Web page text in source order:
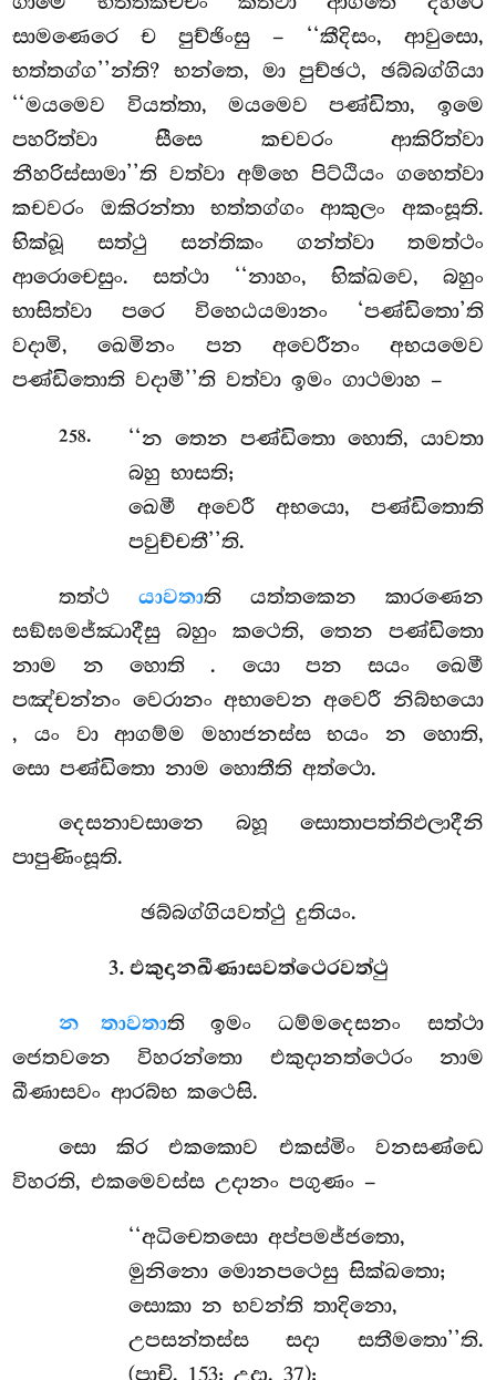
සාමණෙරෙ ච පුච්ඡිංසු – ‘‘කීදිසං, ආවුසො,
භත්තග්ග’’න්ති? භන්තෙ, මා පුච්ඡථ, ඡබ්බග්ගියා
‘‘මයමෙව වියත්තා, මයමෙව පණ්ඩිතා, ඉමෙ
පහරිත්වා සීසෙ කචවරං ආකිරිත්වා
නීහරිස්සාමා’’ති වත්වා අම්හෙ පිට්ඨියං ගහෙත්වා
කචවරං ඔකිරන්තා භත්තග්ගං ආකුලං අකංසූති.
භික්ඛූ සත්ථු සන්තිකං ගන්ත්වා තමත්ථං
ආරොචෙසුං. සත්ථා ‘‘නාහං, භික්ඛවෙ, බහුං
භාසිත්වා පරෙ විහෙඨයමානං ‘පණ්ඩිතො’ති
වදාමි, ඛෙමිනං පන අවෙරීනං අභයමෙව
පණ්ඩිතොති වදාමී’’ති වත්වා ඉමං ගාථමාහ –
258.
‘‘න තෙන පණ්ඩිතො හොති, යාවතා
බහු භාසති;
ඛෙමී අවෙරී අභයො, පණ්ඩිතොති
පවුච්චතී’’ති.
තත්ථ යාවතාති යත්තකෙන කාරණෙන
සඞ්ඝමජ්ඣාදීසු බහුං කථෙති, තෙන පණ්ඩිතො
නාම න හොති. යො පන සයං ඛෙමී
පඤ්චන්නං වෙරානං අභාවෙන අවෙරී නිබ්භයො
, යං වා ආගම්ම මහාජනස්ස භයං න හොති,
සො පණ්ඩිතො නාම හොතීති අත්ථො.
දෙසනාවසානෙ බහූ සොතාපත්තිඵලාදීනි
පාපුණිංසූති.
ඡබ්බග්ගියවත්ථු දුතියං.
3. එකුදානඛීණාසවත්ථෙරවත්ථු
න තාවතාති ඉමං ධම්මදෙසනං සත්ථා
ජෙතවනෙ විහරන්තො එකුදානත්ථෙරං නාම
ඛීණාසවං ආරබ්භ කථෙසි.
සො කිර එකකොව එකස්මිං වනසණ්ඩෙ
විහරති, එකමෙවස්ස උදානං පගුණං –
‘‘අධිචෙතසො අප්පමජ්ජතො,
මුනිනො මොනපථෙසු සික්ඛතො;
සොකා න භවන්ති තාදිනො,
උපසන්තස්ස සදා සතීමතො’’ති.
(පාචි. 153; උදා. 37);